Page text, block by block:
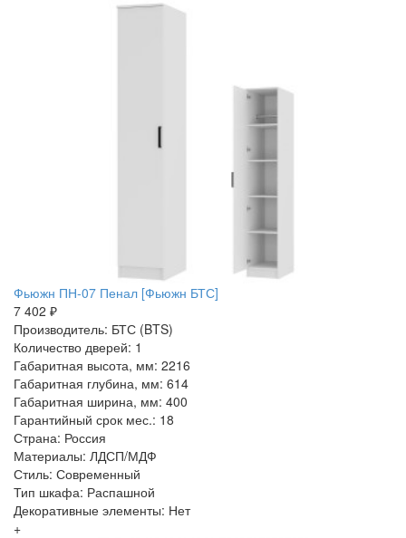
Фьюжн ПН-07 Пенал [Фьюжн БТС]
7 402 ₽
Производитель: БТС (BTS)
Количество дверей: 1
Габаритная высота, мм: 2216
Габаритная глубина, мм: 614
Габаритная ширина, мм: 400
Гарантийный срок мес.: 18
Страна: Россия
Материалы: ЛДСП/МДФ
Стиль: Современный
Тип шкафа: Распашной
Декоративные элементы: Нет
+